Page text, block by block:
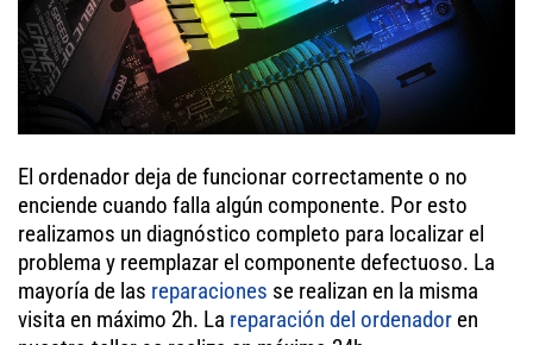
El ordenador deja de funcionar correctamente o no
enciende cuando falla algún componente. Por esto
realizamos un diagnóstico completo para localizar el
problema y reemplazar el componente defectuoso. La
mayoría de las reparaciones se realizan en la misma
visita en máximo 2h. La reparación del ordenador en